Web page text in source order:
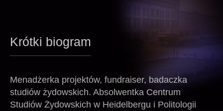
Krótki biogram
Menadżerka projektów, fundraiser, badaczka
studiów żydowskich. Absolwentka Centrum
Studiów Żydowskich w Heidelbergu i Politologii